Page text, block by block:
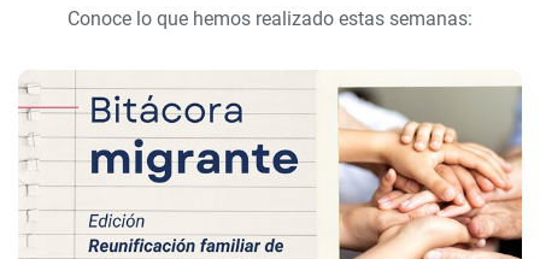
Conoce lo que hemos realizado estas semanas: